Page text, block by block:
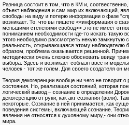
Разница состоит в том, что в КМ и,
объект наблюдения и сам мир их включающий,
свободы на виду и потерю информации о фазе
возникает. То, что вы пишете <<информация о
меньшими степенями свобод>> это не имеет
пониманием необходимости где-то искать такую
этого необходимо рассмотреть некую замкнутую
реальность, открывающаяся этому наблюдателю
образом, проблема оказывается решенной.
методически очень сложно обосновать ввиду
выбора. Здесь и возникает соблазн ввести
человек - тот же голем. Для своего создателя
Теория декогеренции вообще ни чего не говорит
состояния. Но, реализация состояний, которая
логический вывод – сознание в определении
декогеренцию от руки, как акт сознания (воли).
некоторые. Сознание в ней принимается, как
поведения системы, включающей сознание.
явления не относятся к духовному миру,- они
мира.